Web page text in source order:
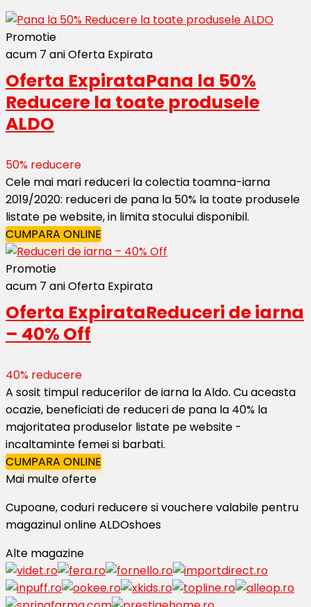
Promotie
acum 7 aniOferta Expirata
Oferta ExpirataPana la 50%
Reducere la toate produsele
ALDO
50% reducere
Cele mai mari reduceri la colectia toamna-iarna
2019/2020: reduceri de pana la 50% la toate produsele
listate pe website, in limita stocului disponibil.
CUMPARA ONLINE
Promotie
acum 7 aniOferta Expirata
Oferta ExpirataReduceri de iarna
– 40% Off
40% reducere
A sosit timpul reducerilor de iarna la Aldo. Cu aceasta
ocazie, beneficiati de reduceri de pana la 40% la
majoritatea produselor listate pe website -
incaltaminte femei si barbati.
CUMPARA ONLINE
Mai multe oferte
Cupoane, coduri reducere si vouchere valabile pentru
magazinul online ALDOshoes
Alte magazine